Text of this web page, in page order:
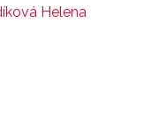
Helena